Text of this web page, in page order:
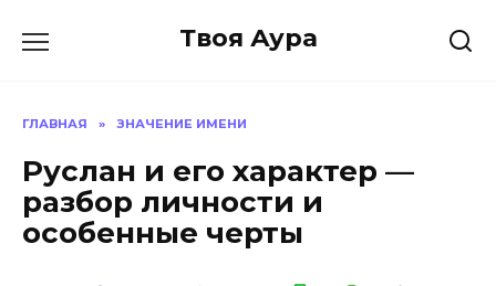
Твоя Аура
ГЛАВНАЯ » ЗНАЧЕНИЕ ИМЕНИ
Руслан и его характер —
разбор личности и
особенные черты